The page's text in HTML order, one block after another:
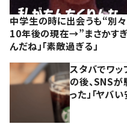
中学生の時に出会うも“別
10年後の現在→”まさかす
んだね」「素敵過ぎる」
スタバでワッ
の後、SNS
った」「ヤバい